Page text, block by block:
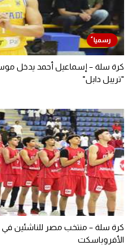
كرة سلة – إسماعيل أحمد يدخل
"تريبل دابل"
كرة سلة – منتخب مصر للناشئين
الأفروباسكت